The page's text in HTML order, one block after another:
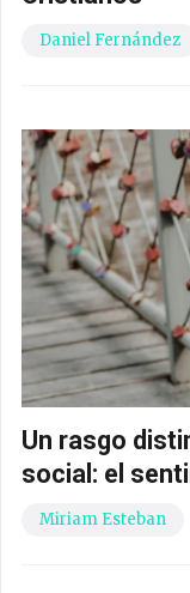
Daniel Fernández
Un rasgo
social: el
Miriam Esteban